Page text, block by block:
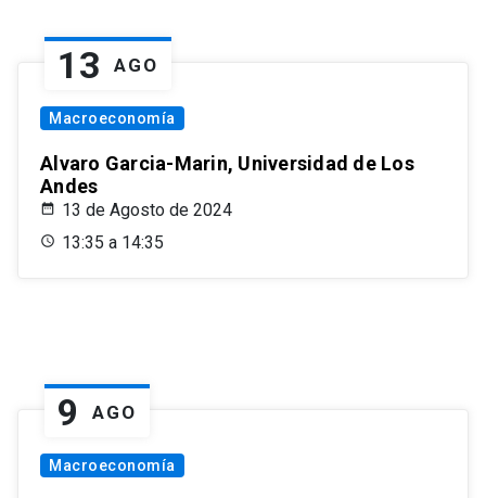
13 AGO
Macroeconomía
Alvaro Garcia-Marin, Universidad de Los
Andes
13 de Agosto de 2024
13:35 a 14:35
9 AGO
Macroeconomía